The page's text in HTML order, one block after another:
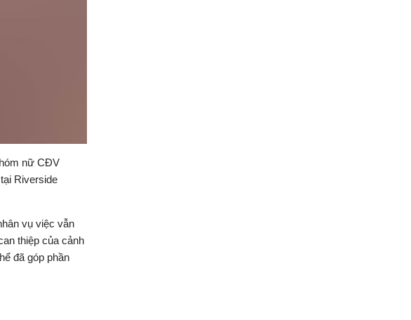
nữ CĐV
Riverside
vụ việc vẫn
thiệp của cảnh
đã góp phần